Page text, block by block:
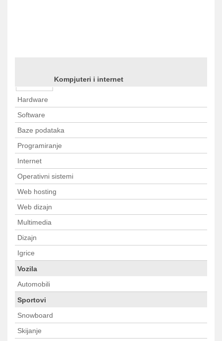
Kompjuteri i internet
Hardware
Software
Baze podataka
Programiranje
Internet
Operativni sistemi
Web hosting
Web dizajn
Multimedia
Dizajn
Igrice
Vozila
Automobili
Sportovi
Snowboard
Skijanje